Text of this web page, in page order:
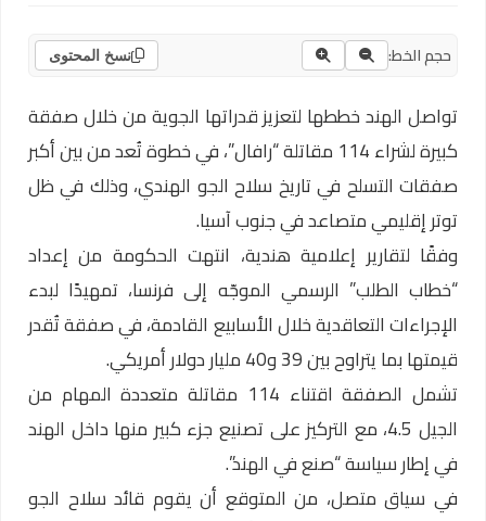
حجم الخط: نسخ المحتوى
تواصل الهند خططها لتعزيز قدراتها الجوية من خلال صفقة
كبيرة لشراء 114 مقاتلة “رافال”، في خطوة تُعد من بين أكبر
صفقات التسلح في تاريخ سلاح الجو الهندي، وذلك في ظل
توتر إقليمي متصاعد في جنوب آسيا.
وفقًا لتقارير إعلامية هندية، انتهت الحكومة من إعداد
“خطاب الطلب” الرسمي الموجّه إلى فرنسا، تمهيدًا لبدء
الإجراءات التعاقدية خلال الأسابيع القادمة، في صفقة تُقدر
قيمتها بما يتراوح بين 39 و40 مليار دولار أمريكي.
تشمل الصفقة اقتناء 114 مقاتلة متعددة المهام من
الجيل 4.5، مع التركيز على تصنيع جزء كبير منها داخل الهند
في إطار سياسة “صنع في الهند”.
في سياق متصل، من المتوقع أن يقوم قائد سلاح الجو